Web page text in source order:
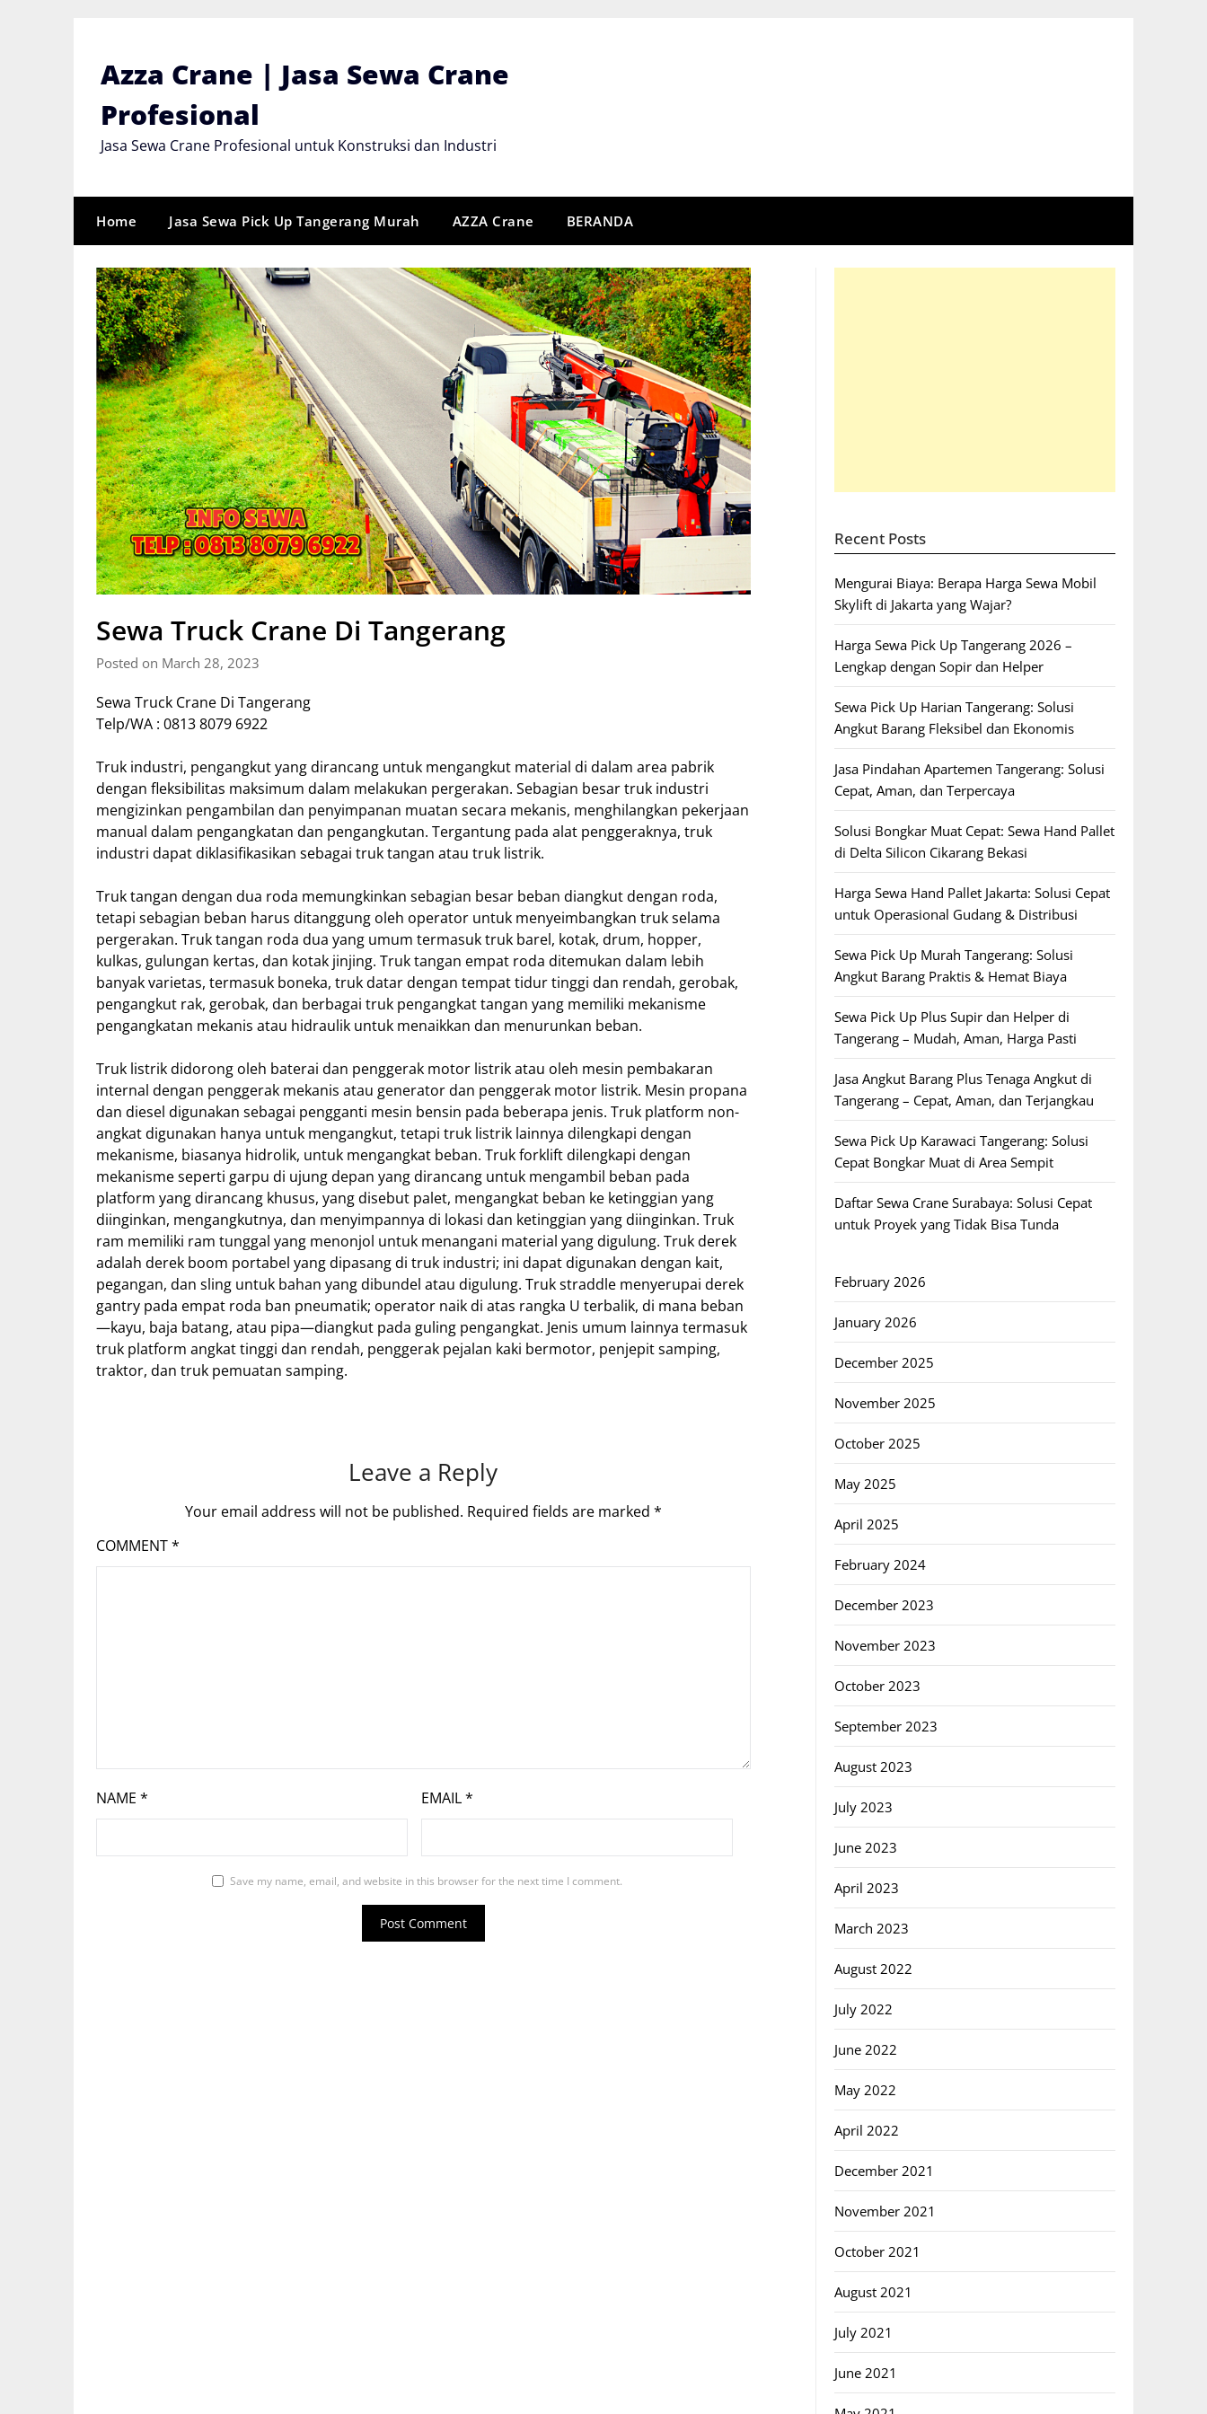
Azza Crane | Jasa Sewa Crane
Profesional
Jasa Sewa Crane Profesional untuk Konstruksi dan Industri
Home Jasa Sewa Pick Up Tangerang Murah AZZA Crane BERANDA
Sewa Truck Crane Di Tangerang
Posted on March 28, 2023
Sewa Truck Crane Di Tangerang
Telp/WA : 0813 8079 6922
Truk industri, pengangkut yang dirancang untuk mengangkut material di dalam area pabrik
dengan fleksibilitas maksimum dalam melakukan pergerakan. Sebagian besar truk industri
mengizinkan pengambilan dan penyimpanan muatan secara mekanis, menghilangkan pekerjaan
manual dalam pengangkatan dan pengangkutan. Tergantung pada alat penggeraknya, truk
industri dapat diklasifikasikan sebagai truk tangan atau truk listrik.
Truk tangan dengan dua roda memungkinkan sebagian besar beban diangkut dengan roda,
tetapi sebagian beban harus ditanggung oleh operator untuk menyeimbangkan truk selama
pergerakan. Truk tangan roda dua yang umum termasuk truk barel, kotak, drum, hopper,
kulkas, gulungan kertas, dan kotak jinjing. Truk tangan empat roda ditemukan dalam lebih
banyak varietas, termasuk boneka, truk datar dengan tempat tidur tinggi dan rendah, gerobak,
pengangkut rak, gerobak, dan berbagai truk pengangkat tangan yang memiliki mekanisme
pengangkatan mekanis atau hidraulik untuk menaikkan dan menurunkan beban.
Truk listrik didorong oleh baterai dan penggerak motor listrik atau oleh mesin pembakaran
internal dengan penggerak mekanis atau generator dan penggerak motor listrik. Mesin propana
dan diesel digunakan sebagai pengganti mesin bensin pada beberapa jenis. Truk platform non-
angkat digunakan hanya untuk mengangkut, tetapi truk listrik lainnya dilengkapi dengan
mekanisme, biasanya hidrolik, untuk mengangkat beban. Truk forklift dilengkapi dengan
mekanisme seperti garpu di ujung depan yang dirancang untuk mengambil beban pada
platform yang dirancang khusus, yang disebut palet, mengangkat beban ke ketinggian yang
diinginkan, mengangkutnya, dan menyimpannya di lokasi dan ketinggian yang diinginkan. Truk
ram memiliki ram tunggal yang menonjol untuk menangani material yang digulung. Truk derek
adalah derek boom portabel yang dipasang di truk industri; ini dapat digunakan dengan kait,
pegangan, dan sling untuk bahan yang dibundel atau digulung. Truk straddle menyerupai derek
gantry pada empat roda ban pneumatik; operator naik di atas rangka U terbalik, di mana beban
—kayu, baja batang, atau pipa—diangkut pada guling pengangkat. Jenis umum lainnya termasuk
truk platform angkat tinggi dan rendah, penggerak pejalan kaki bermotor, penjepit samping,
traktor, dan truk pemuatan samping.
Leave a Reply
Your email address will not be published. Required fields are marked *
COMMENT*
NAME * EMAIL*
Save my name, email, and website in this browser for the next time I comment.
Recent Posts
Mengurai Biaya: Berapa Harga Sewa Mobil
Skylift di Jakarta yang Wajar?
Harga Sewa Pick Up Tangerang 2026 –
Lengkap dengan Sopir dan Helper
Sewa Pick Up Harian Tangerang: Solusi
Angkut Barang Fleksibel dan Ekonomis
Jasa Pindahan Apartemen Tangerang: Solusi
Cepat, Aman, dan Terpercaya
Solusi Bongkar Muat Cepat: Sewa Hand Pallet
di Delta Silicon Cikarang Bekasi
Harga Sewa Hand Pallet Jakarta: Solusi Cepat
untuk Operasional Gudang & Distribusi
Sewa Pick Up Murah Tangerang: Solusi
Angkut Barang Praktis & Hemat Biaya
Sewa Pick Up Plus Supir dan Helper di
Tangerang – Mudah, Aman, Harga Pasti
Jasa Angkut Barang Plus Tenaga Angkut di
Tangerang – Cepat, Aman, dan Terjangkau
Sewa Pick Up Karawaci Tangerang: Solusi
Cepat Bongkar Muat di Area Sempit
Daftar Sewa Crane Surabaya: Solusi Cepat
untuk Proyek yang Tidak Bisa Tunda
February 2026
January 2026
December 2025
November 2025
October 2025
May 2025
April 2025
February 2024
December 2023
November 2023
October 2023
September 2023
August 2023
July 2023
June 2023
April 2023
March 2023
August 2022
July 2022
June 2022
May 2022
April 2022
December 2021
November 2021
October 2021
August 2021
July 2021
June 2021